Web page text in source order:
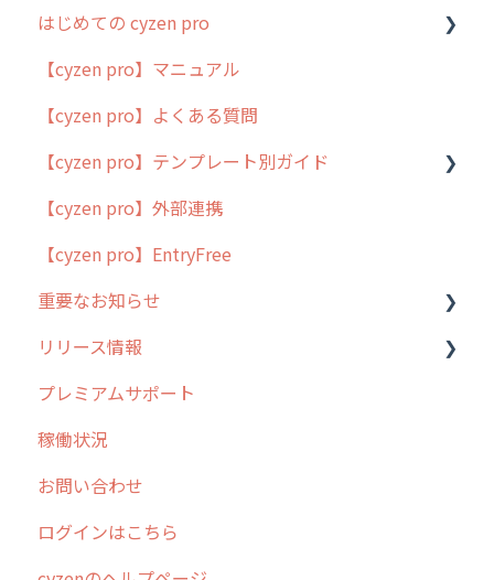
はじめての cyzen pro
cyzen pro とは？
簡易マニュアル
cyzen proの位置情報取得について
用語集
よくある質問
【cyzen pro】マニュアル
【cyzen pro】よくある質問
【cyzen pro】テンプレート別ガイド
ポスティング
ラウンダー
メンテナンス
外廻り営業
清掃
不動産
【cyzen pro】外部連携
【cyzen pro】EntryFree
重要なお知らせ
過去の重要なお知らせ
障害情報
リリース情報
リリース
2026年のリリース情報
2025年のリリース情報
2024年のリリース情報
プレミアムサポート
稼働状況
お問い合わせ
ログインはこちら